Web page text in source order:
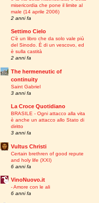
misericordia che pone il limite al
male (14 aprile 2006)
2 anni fa
Settimo Cielo
C’è un libro che da solo vale più
del Sinodo. È di un vescovo, ed
è sulla castità
2 anni fa
The hermeneutic of
continuity
Saint Gabriel
3 anni fa
La Croce Quotidiano
BRASILE - Ogni attacco alla vita
è anche un attacco allo Stato di
diritto
3 anni fa
Vultus Christi
Certain brethren of good repute
and holy life (XXI)
6 anni fa
VinoNuovo.it
- Amore con le ali
6 anni fa